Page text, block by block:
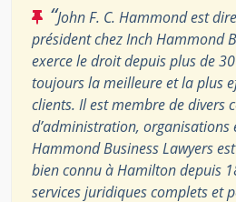
“John F. C. Hammond est
président chez Inch Hammond
exerce le droit depuis plus de
toujours la meilleure et la plus
clients. Il est membre de divers
d’administration, organisations
Hammond Business Lawyers
bien connu à Hamilton depuis
services juridiques complets et